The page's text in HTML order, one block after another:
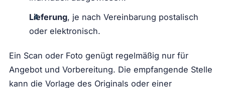
Lieferung, je nach Vereinbarung postalisch
oder elektronisch.
Ein Scan oder Foto genügt regelmäßig nur für
Angebot und Vorbereitung. Die empfangende Stelle
kann die Vorlage des Originals oder einer